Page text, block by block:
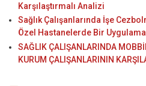
Karşılaştırmalı Analizi
Sağlık Çalışanlarında İşe
Özel Hastanelerde Bir Uygulama
SAĞLIK ÇALIŞANLARINDA
KURUM ÇALIŞANLARININ